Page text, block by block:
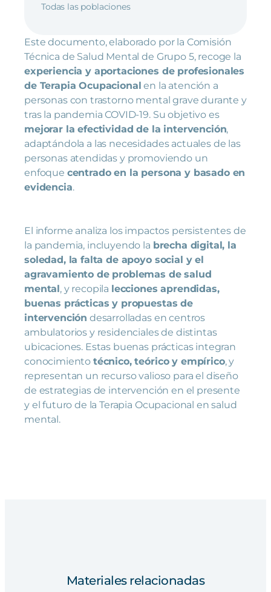
Este documento, elaborado por la Comisión
Técnica de Salud Mental de Grupo 5, recoge la
experiencia y aportaciones de profesionales
de Terapia Ocupacional en la atención a
personas con trastorno mental grave durante y
tras la pandemia COVID-19. Su objetivo es
mejorar la efectividad de la intervención,
adaptándola a las necesidades actuales de las
personas atendidas y promoviendo un
enfoque centrado en la persona y basado en
evidencia.
El informe analiza los impactos persistentes de
la pandemia, incluyendo la brecha digital, la
soledad, la falta de apoyo social y el
agravamiento de problemas de salud
mental, y recopila lecciones aprendidas,
buenas prácticas y propuestas de
intervención desarrolladas en centros
ambulatorios y residenciales de distintas
ubicaciones. Estas buenas prácticas integran
conocimiento técnico, teórico y empírico, y
representan un recurso valioso para el diseño
de estrategias de intervención en el presente
y el futuro de la Terapia Ocupacional en salud
mental.
Todas las poblaciones
Materiales relacionadas